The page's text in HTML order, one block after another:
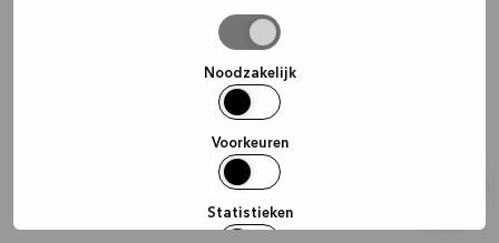
Noodzakelijk
Voorkeuren
Statistieken